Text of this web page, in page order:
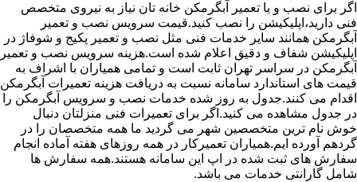
اگر برای نصب و یا تعمیر آبگرمکن خانه تان نیاز به نیروی متخصص
فنی دارید،اپلیکیشن را نصب کنید.قیمت سرویس نصب و تعمیر
آبگرمکن همانند سایر خدمات فنی مثل نصب و تعمیر پکیج و شوفاژ در
اپلیکیشن شفاف و دقیق اعلام شده است.هزینه سرویس نصب و تعمیر
آبگرمکن در سراسر تهران ثابت است و تمامی همیاران با اشراف به
قیمت های استاندارد سامانه نسبت به دریافت هزینه تعمیرات آبگرمکن
اقدام می کنند.جدول به روز شده خدمات نصب و سرویس آبگرمکن را
در جدول مشاهده می کنید.اگر برای تعمیرات فنی منزلتان دنبال
خوش نام ترین متخصصین شهر می گردید ما همه متخصصان را در
گردهم آورده ایم.همیاران تعمیرکار در همه روزهای هفته آماده انجام
سفارش های ثبت شده در اپ این سامانه هستند.همه سفارش ها
شامل گارانتی خدمات می باشد.